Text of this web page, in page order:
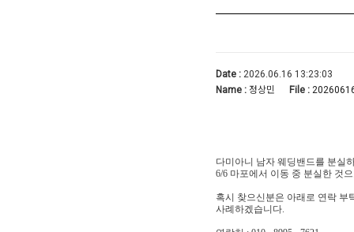
Date :2026.06.16 13:23:03
Name :정상민 File :
다미아니 남자 웨딩밴드를 분실
6/6 마포에서 이동 중 분실한 것
혹시 찾으신분은 아래로 연락 부
사례하겠습니다.